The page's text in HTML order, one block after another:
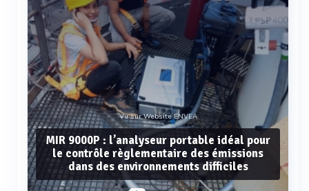
Vu sur Website ENVEA
MIR 9000P : l’analyseur portable idéal pour
le contrôle règlementaire des émissions
dans des environnements difficiles